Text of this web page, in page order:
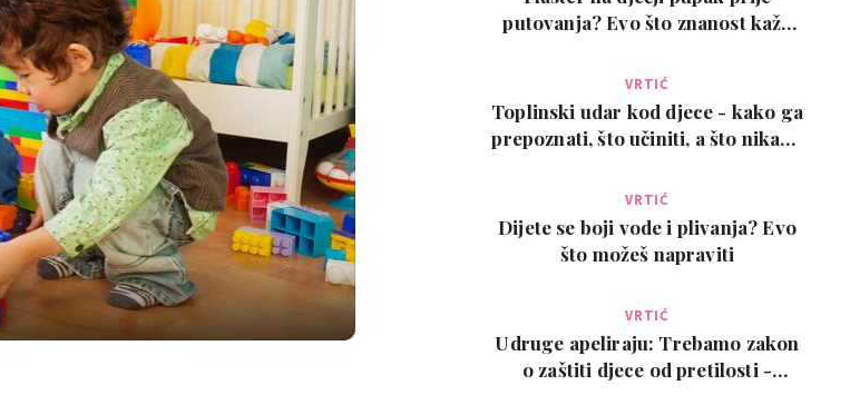
putovanja? Evo što znanost kaže
VRTIĆ
Toplinski udar kod djece - kako ga
prepoznati, što učiniti, a što nikako
VRTIĆ
Dijete se boji vode i plivanja? Evo
što možeš napraviti
VRTIĆ
Udruge apeliraju: Trebamo zakon
o zaštiti djece od pretilosti -